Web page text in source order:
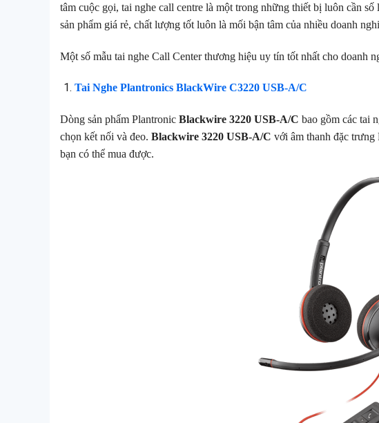
tâm cuộc gọi, tai nghe call centre là một trong những thiết bị luôn cần
sản phẩm giá rẻ, chất lượng tốt luôn là mối bận tâm của nhiều doanh
Một số mẫu tai nghe Call Center thương hiệu uy tín tốt nhất cho doanh
Tai Nghe Plantronics BlackWire C3220 USB-A/C
Dòng sản phẩm Plantronic Blackwire 3220 USB-A/C bao gồm các tai
chọn kết nối và đeo. Blackwire 3220 USB-A/C với âm thanh đặc trưng
bạn có thể mua được.